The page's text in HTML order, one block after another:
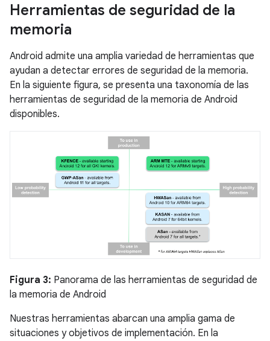
Herramientas de seguridad de la
memoria
Android admite una amplia variedad de herramientas que
ayudan a detectar errores de seguridad de la memoria.
En la siguiente figura, se presenta una taxonomía de las
herramientas de seguridad de la memoria de Android
disponibles.
Figura 3: Panorama de las herramientas de seguridad de
la memoria de Android
Nuestras herramientas abarcan una amplia gama de
situaciones y objetivos de implementación. En la